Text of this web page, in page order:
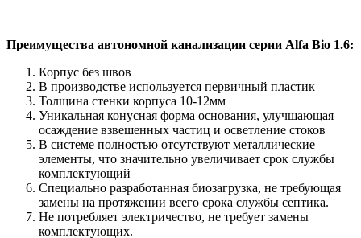
Преимущества автономной канализации серии Alfa Bio 1.6:
Корпус без швов
В производстве используется первичный пластик
Толщина стенки корпуса 10-12мм
Уникальная конусная форма основания, улучшающая
осаждение взвешенных частиц и осветление стоков
В системе полностью отсутствуют металлические
элементы, что значительно увеличивает срок службы
комплектующий
Специально разработанная биозагрузка, не требующая
замены на протяжении всего срока службы септика.
Не потребляет электричество, не требует замены
комплектующих.